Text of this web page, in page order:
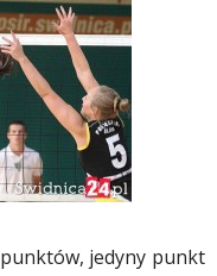
jedyny punkt